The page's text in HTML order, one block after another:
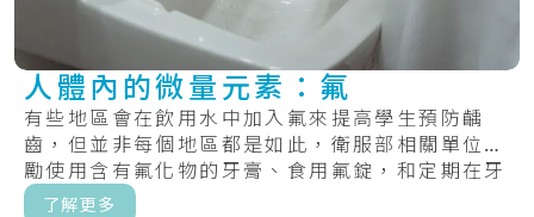
人體內的微量元素：氟
有些地區會在飲用水中加入氟來提高學生預防齲
齒，但並非每個地區都是如此，衛服部相關單位鼓
勵使用含有氟化物的牙膏、食用氟錠，和定期在牙
齒上塗.....
了解更多